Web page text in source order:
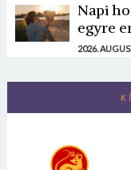
Napi
egyre
2026.